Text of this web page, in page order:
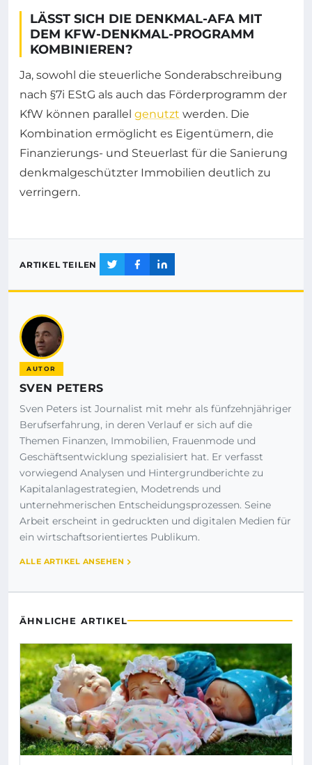
LÄSST SICH DIE DENKMAL-AFA MIT
DEM KFW-DENKMAL-PROGRAMM
KOMBINIEREN?
Ja, sowohl die steuerliche Sonderabschreibung
nach §7i EStG als auch das Förderprogramm der
KfW können parallel genutzt werden. Die
Kombination ermöglicht es Eigentümern, die
Finanzierungs- und Steuerlast für die Sanierung
denkmalgeschützter Immobilien deutlich zu
verringern.
ARTIKEL TEILEN
AUTOR
SVEN PETERS
Sven Peters ist Journalist mit mehr als fünfzehnjähriger
Berufserfahrung, in deren Verlauf er sich auf die
Themen Finanzen, Immobilien, Frauenmode und
Geschäftsentwicklung spezialisiert hat. Er verfasst
vorwiegend Analysen und Hintergrundberichte zu
Kapitalanlagestrategien, Modetrends und
unternehmerischen Entscheidungsprozessen. Seine
Arbeit erscheint in gedruckten und digitalen Medien für
ein wirtschaftsorientiertes Publikum.
ALLE ARTIKEL ANSEHEN
ÄHNLICHE ARTIKEL